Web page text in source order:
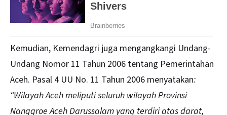
Kemudian, Kemendagri juga mengangkangi Undang-
Undang Nomor 11 Tahun 2006 tentang Pemerintahan
Aceh. Pasal 4 UU No. 11 Tahun 2006 menyatakan:
“Wilayah Aceh meliputi seluruh wilayah Provinsi
Nanggroe Aceh Darussalam yang terdiri atas darat,